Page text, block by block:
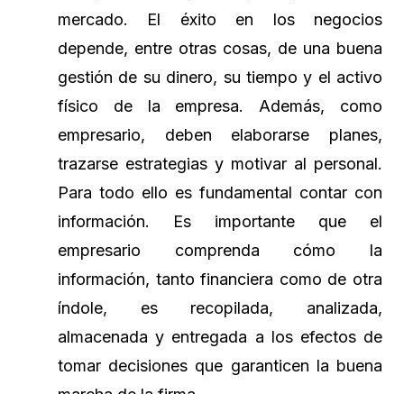
mercado. El éxito en los negocios
depende, entre otras cosas, de una buena
gestión de su dinero, su tiempo y el activo
físico de la empresa. Además, como
empresario, deben elaborarse planes,
trazarse estrategias y motivar al personal.
Para todo ello es fundamental contar con
información. Es importante que el
empresario comprenda cómo la
información, tanto financiera como de otra
índole, es recopilada, analizada,
almacenada y entregada a los efectos de
tomar decisiones que garanticen la buena